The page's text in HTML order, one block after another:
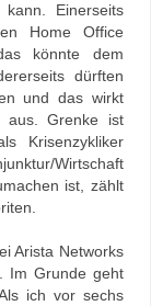
Einerseits
Home Office
könnte dem
dürften
und das wirkt
aus. Grenke ist
Krisenzykliker
Wirtschaft
ist, zählt
Arista Networks
Im Grunde geht
ich vor sechs